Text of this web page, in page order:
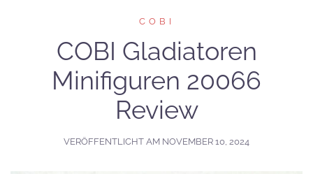
COBI
COBI Gladiatoren
Minifiguren 20066
Review
VERÖFFENTLICHT AM NOVEMBER 10, 2024